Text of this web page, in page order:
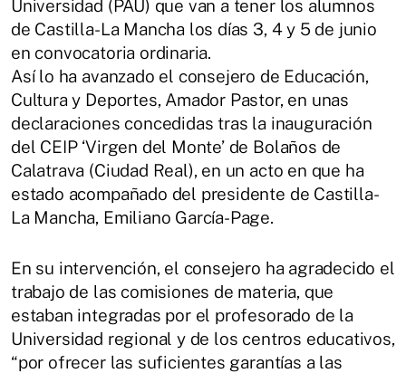
Universidad (PAU) que van a tener los alumnos
de Castilla-La Mancha los días 3, 4 y 5 de junio
en convocatoria ordinaria.
Así lo ha avanzado el consejero de Educación,
Cultura y Deportes, Amador Pastor, en unas
declaraciones concedidas tras la inauguración
del CEIP ‘Virgen del Monte’ de Bolaños de
Calatrava (Ciudad Real), en un acto en que ha
estado acompañado del presidente de Castilla-
La Mancha, Emiliano García-Page.
En su intervención, el consejero ha agradecido el
trabajo de las comisiones de materia, que
estaban integradas por el profesorado de la
Universidad regional y de los centros educativos,
“por ofrecer las suficientes garantías a las